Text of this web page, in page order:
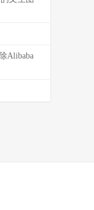
Alibaba